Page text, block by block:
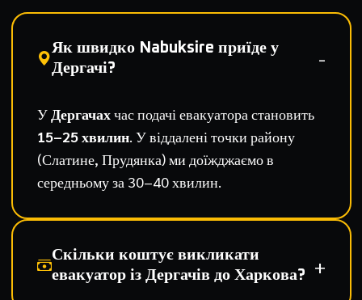
Як швидко Nabuksire приїде у
Дергачі?
У Дергачахчас подачі евакуатора становить
15–25 хвилин. У віддалені точки району
(Слатине, Прудянка) ми доїжджаємо в
середньому за 30–40 хвилин.
Скільки коштує викликати
евакуатор із Дергачів до Харкова?